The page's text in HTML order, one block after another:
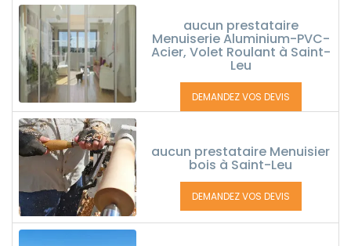
aucun prestataire
Menuiserie Aluminium-PVC-
Acier, Volet Roulant à Saint-
Leu
DEMANDEZ VOS DEVIS
aucun prestataire Menuisier
bois à Saint-Leu
DEMANDEZ VOS DEVIS